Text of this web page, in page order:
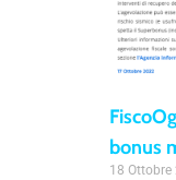
bonus
18 Ottobre